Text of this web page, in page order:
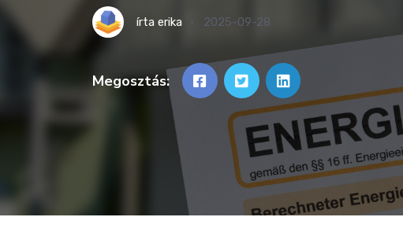
írta erika 2025-09-28
Megosztás: